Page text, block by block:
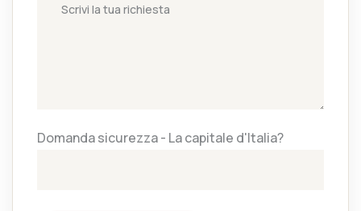
Domanda sicurezza - La capitale d'Italia?